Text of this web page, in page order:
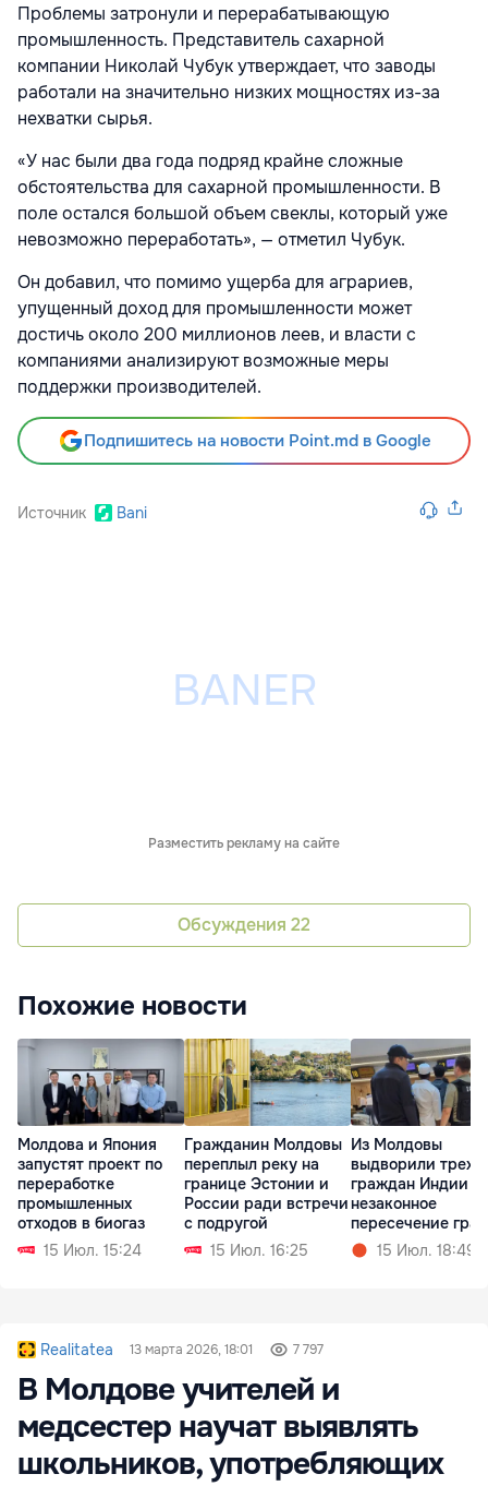
Проблемы затронули и перерабатывающую
промышленность. Представитель сахарной
компании Николай Чубук утверждает, что заводы
работали на значительно низких мощностях из-за
нехватки сырья.
«У нас были два года подряд крайне сложные
обстоятельства для сахарной промышленности. В
поле остался большой объем свеклы, который уже
невозможно переработать», — отметил Чубук.
Он добавил, что помимо ущерба для аграриев,
упущенный доход для промышленности может
достичь около 200 миллионов леев, и власти с
компаниями анализируют возможные меры
поддержки производителей.
Подпишитесь на новости Point.md в Google
Источник Bani
Разместить рекламу на сайте
Обсуждения 22
Похожие новости
Молдова и Япония
запустят проект по
переработке
промышленных
отходов в биогаз
15 Июл. 15:24
Гражданин Молдовы
переплыл реку на
границе Эстонии и
России ради встречи
с подругой
15 Июл. 16:25
Из Молдовы
выдворили трех
граждан Индии за
незаконное
пересечение
15 Июл. 18:49
Realitatea 13 марта 2026, 18:01 7 797
В Молдове учителей и
медсестер научат выявлять
школьников, употребляющих